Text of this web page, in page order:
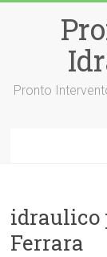
Pronto
idraulico
Ferrara